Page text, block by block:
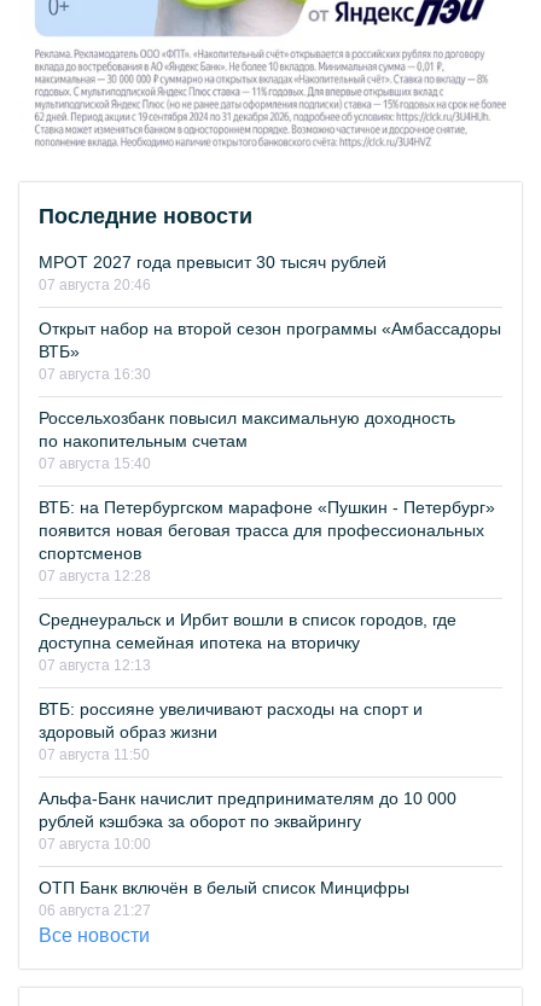
Последние новости
МРОТ 2027 года превысит 30 тысяч рублей
07 августа 20:46
Открыт набор на второй сезон программы «Амбассадоры
ВТБ»
07 августа 16:30
Россельхозбанк повысил максимальную доходность
по накопительным счетам
07 августа 15:40
ВТБ: на Петербургском марафоне «Пушкин - Петербург»
появится новая беговая трасса для профессиональных
спортсменов
07 августа 12:28
Среднеуральск и Ирбит вошли в список городов, где
доступна семейная ипотека на вторичку
07 августа 12:13
ВТБ: россияне увеличивают расходы на спорт и
здоровый образ жизни
07 августа 11:50
Альфа-Банк начислит предпринимателям до 10 000
рублей кэшбэка за оборот по эквайрингу
07 августа 10:00
ОТП Банк включён в белый список Минцифры
06 августа 21:27
Все новости